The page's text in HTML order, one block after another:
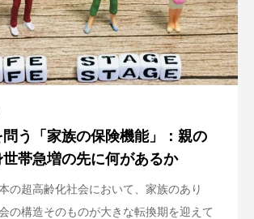
問う「家族の保険機能」：親の
帯急増の先に何があるか
の超高齢化社会において、家族のあり
の構造そのものが大きな転換期を迎えて